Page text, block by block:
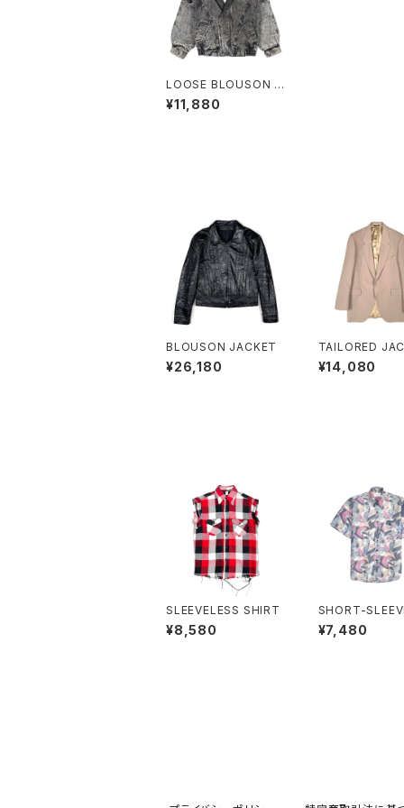
LOOSE BLOUSON J
ACKET
¥11,880
BLOUSON JACKET
¥26,180
TAILORED
¥14,080
SLEEVELESS SHIRT
¥8,580
SHORT-
RT
¥7,480